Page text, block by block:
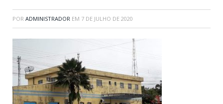
POR ADMINISTRADOR EM 7 DE JULHO DE 2020